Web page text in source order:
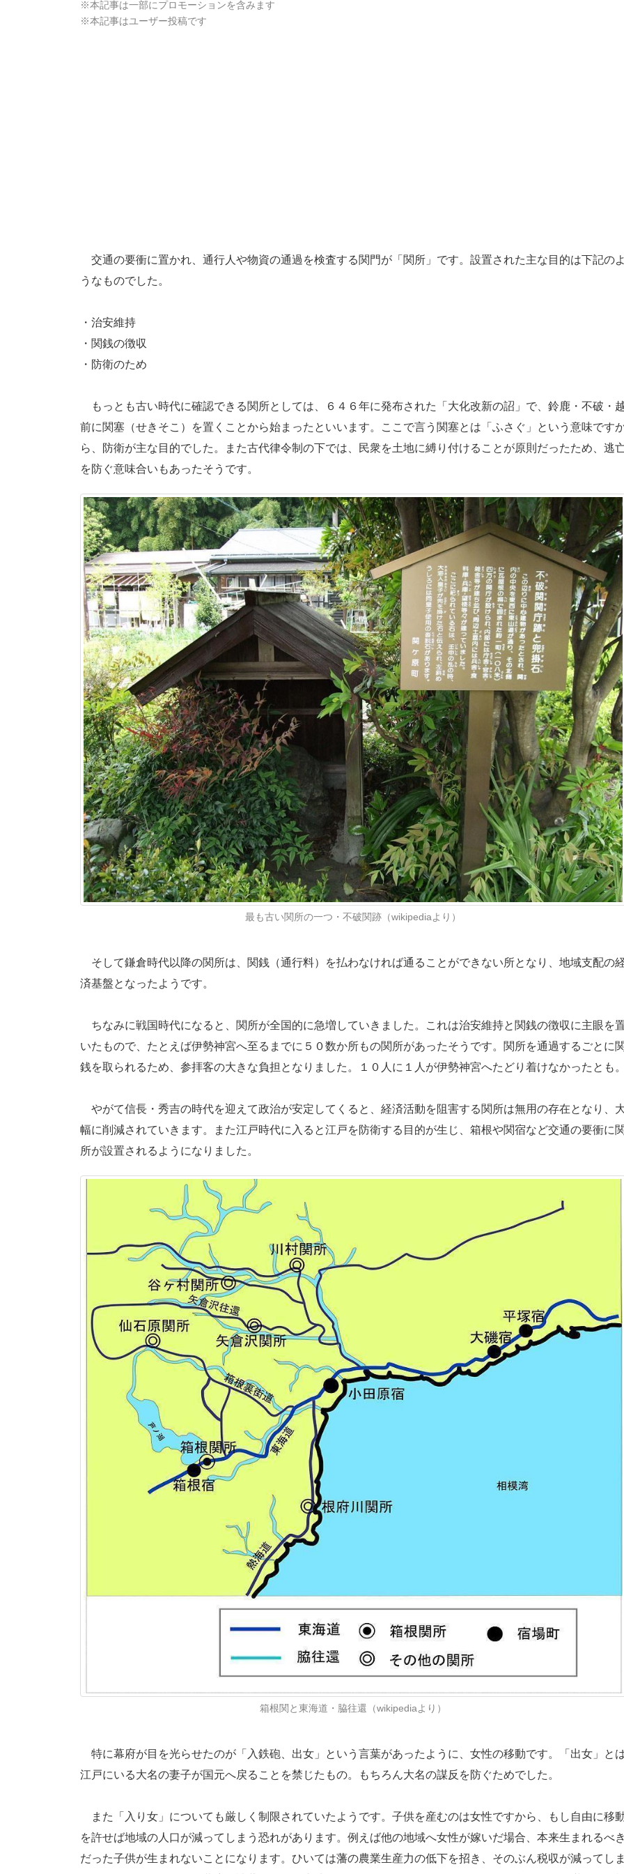
※本記事は一部にプロモーションを含みます
※本記事はユーザー投稿です
交通の要衝に置かれ、通行人や物資の通過を検査する関門が「関所」です。設置された主な目的は下記のよ
うなものでした。
・治安維持
・関銭の徴収
・防衛のため
もっとも古い時代に確認できる関所としては、６４６年に発布された「大化改新の詔」で、鈴鹿・不破・
前に関塞（せきそこ）を置くことから始まったといいます。ここで言う関塞とは「ふさぐ」という意味です
ら、防衛が主な目的でした。また古代律令制の下では、民衆を土地に縛り付けることが原則だったため、逃
を防ぐ意味合いもあったそうです。
最も古い関所の一つ・不破関跡（wikipediaより）
そして鎌倉時代以降の関所は、関銭（通行料）を払わなければ通ることができない所となり、地域支配の
済基盤となったようです。
ちなみに戦国時代になると、関所が全国的に急増していきました。これは治安維持と関銭の徴収に主眼を
いたもので、たとえば伊勢神宮へ至るまでに５０数か所もの関所があったそうです。関所を通過するごとに関
銭を取られるため、参拝客の大きな負担となりました。１０人に１人が伊勢神宮へたどり着けなかったとも。
やがて信長・秀吉の時代を迎えて政治が安定してくると、経済活動を阻害する関所は無用の存在となり、
幅に削減されていきます。また江戸時代に入ると江戸を防衛する目的が生じ、箱根や関宿など交通の要衝に関
所が設置されるようになりました。
箱根関と東海道・脇往還（wikipediaより）
特に幕府が目を光らせたのが「入鉄砲、出女」という言葉があったように、女性の移動です。「出女」と
江戸にいる大名の妻子が国元へ戻ることを禁じたもの。もちろん大名の謀反を防ぐためでした。
また「入り女」についても厳しく制限されていたようです。子供を産むのは女性ですから、もし自由に移
を許せば地域の人口が減ってしまう恐れがあります。例えば他の地域へ女性が嫁いだ場合、本来生まれるべき
だった子供が生まれないことになります。ひいては藩の農業生産力の低下を招き、そのぶん税収が減ってしま